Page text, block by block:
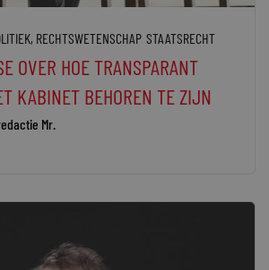
, RECHTSWETENSCHAP STAATSRECHT
OVER HOE TRANSPARANT
KABINET BEHOREN TE ZIJN
Mr.